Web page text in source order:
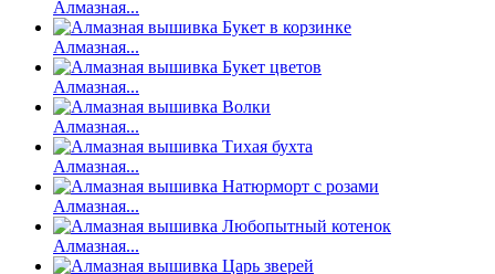
Алмазная...
Алмазная...
Алмазная...
Алмазная...
Алмазная...
Алмазная...
Алмазная...